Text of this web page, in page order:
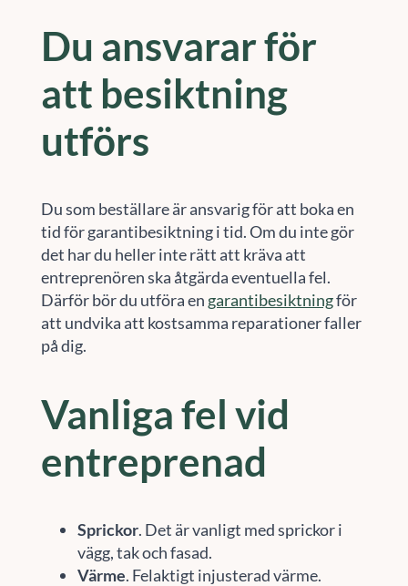
Du ansvarar för
att besiktning
utförs
Du som beställare är ansvarig för att boka en
tid för garantibesiktning i tid. Om du inte gör
det har du heller inte rätt att kräva att
entreprenören ska åtgärda eventuella fel.
Därför bör du utföra en garantibesiktningför
att undvika att kostsamma reparationer faller
på dig.
Vanliga fel vid
entreprenad
Sprickor. Det är vanligt med sprickor i
vägg, tak och fasad.
Värme. Felaktigt injusterad värme.